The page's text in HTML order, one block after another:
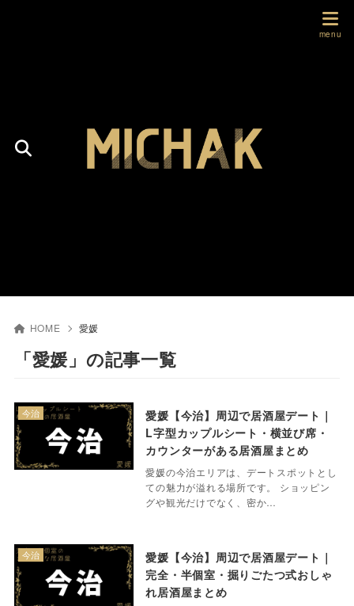
HOME 愛媛
「愛媛」の記事一覧
愛媛【今治】周辺で居酒屋デート｜
L字型カップルシート・横並び席・
カウンターがある居酒屋まとめ
愛媛の今治エリアは、デートスポットとし
ての魅力が溢れる場所です。 ショッピン
グや観光だけでなく、密か…
今治
愛媛【今治】周辺で居酒屋デート｜
完全・半個室・掘りごたつ式おしゃ
れ居酒屋まとめ
今治